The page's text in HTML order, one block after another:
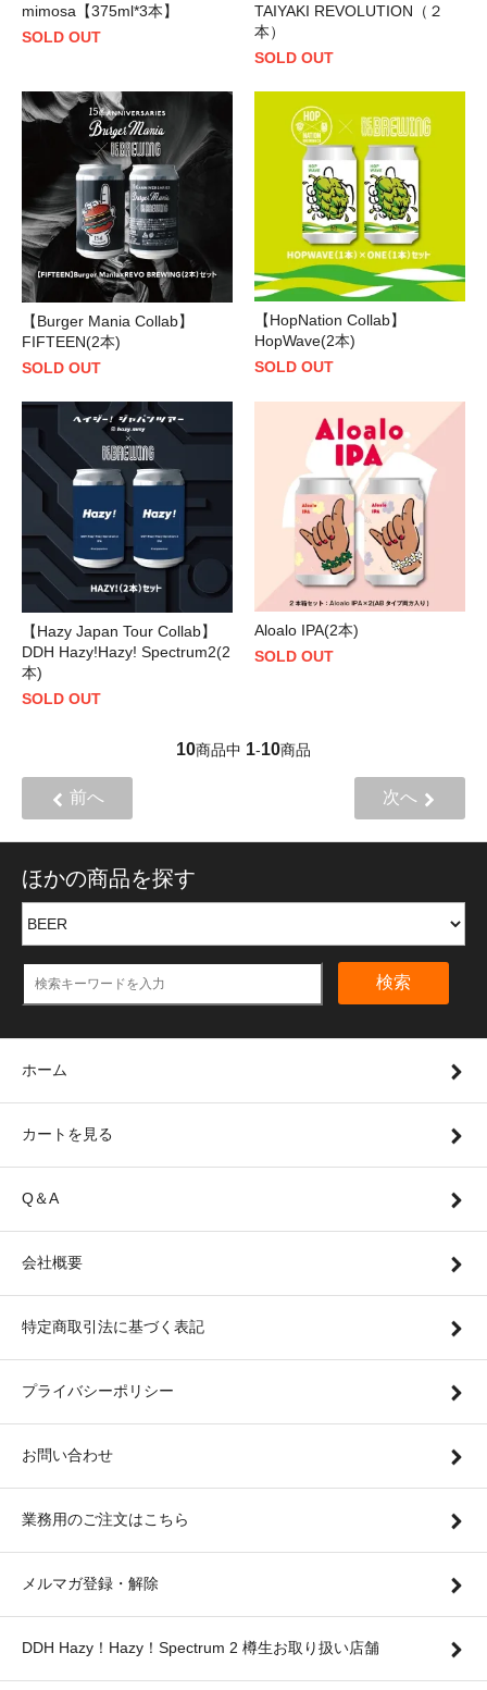
mimosa【375ml*3本】
SOLD OUT
TAIYAKI REVOLUTION（２
本）
SOLD OUT
【Burger Mania Collab】
FIFTEEN(2本)
SOLD OUT
【HopNation Collab】
HopWave(2本)
SOLD OUT
【Hazy Japan Tour Collab】
DDH Hazy!Hazy! Spectrum2(2
本)
SOLD OUT
Aloalo IPA(2本)
SOLD OUT
10商品中 1-10商品
前へ 次へ
ほかの商品を探す
検索
ホーム
カートを見る
Q＆A
会社概要
特定商取引法に基づく表記
プライバシーポリシー
お問い合わせ
業務用のご注文はこちら
メルマガ登録・解除
DDH Hazy！Hazy！Spectrum 2 樽生お取り扱い店舗